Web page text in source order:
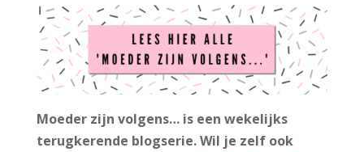
Moeder zijn volgens… is een wekelijks
terugkerende blogserie. Wil je zelf ook